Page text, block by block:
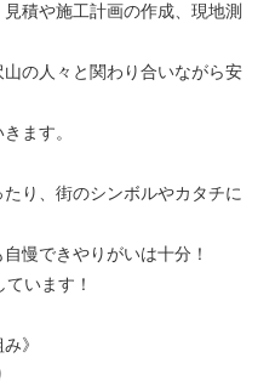
積や施工計画の作成、現地測
の人々と関わり合いながら安
ます。
り、街のシンボルやカタチに
慢できやりがいは十分！
います！
》